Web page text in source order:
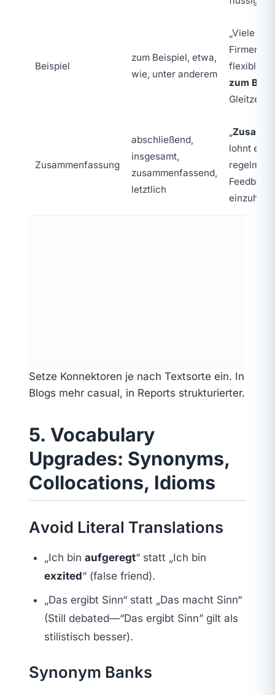
Beispiel
zum Beispiel, etwa,
wie, unter anderem
„Viele
Firmen
flexible
zum
Gleitzeit.“
Zusammenfassung
abschließend,
insgesamt,
zusammenfassend,
letztlich
„
lohnt es
Feedback
Setze Konnektoren je nach Textsorte ein. In
Blogs mehr casual, in Reports strukturierter.
5. Vocabulary
Upgrades: Synonyms,
Collocations, Idioms
Avoid Literal Translations
„Ich binaufgeregt“ statt „Ich bin
exzited“ (false friend).
„Das ergibt Sinn“ statt „Das macht Sinn“
(Still debated—“Das ergibt Sinn” gilt als
stilistisch besser).
Synonym Banks